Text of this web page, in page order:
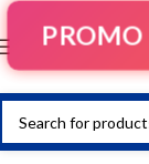
PROMO